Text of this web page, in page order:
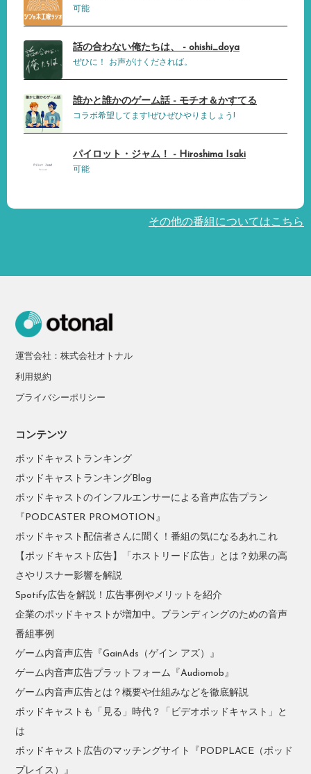
可能
話の合わない俺たちは、 - ohishi_doya
ぜひに！ お声がけくだされば。
誰かと誰かのゲーム話 - モチオ＆かすてる
コラボ希望してます!ぜひぜひやりましょう!
パイロット・ジャム！ - Hiroshima Isaki
可能
その他の番組についてはこちら
運営会社：株式会社オトナル
利用規約
プライバシーポリシー
コンテンツ
ポッドキャストランキング
ポッドキャストランキングBlog
ポッドキャストのインフルエンサーによる音声広告プラン
『PODCASTER PROMOTION』
ポッドキャスト配信者さんに聞く！番組の気になるあれこれ
【ポッドキャスト広告】「ホストリード広告」とは？効果の高
さやリスナー影響を解説
Spotify広告を解説！広告事例やメリットを紹介
企業のポッドキャストが増加中。ブランディングのための音声
番組事例
ゲーム内音声広告『GainAds（ゲイン アズ）』
ゲーム内音声広告プラットフォーム『Audiomob』
ゲーム内音声広告とは？概要や仕組みなどを徹底解説
ポッドキャストも「見る」時代？「ビデオポッドキャスト」と
は
ポッドキャスト広告のマッチングサイト『PODPLACE（ポッド
プレイス）』